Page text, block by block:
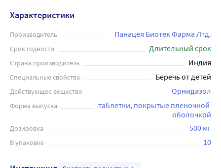
Характеристики
Производитель Панацея Биотек Фарма Лтд.
Срок годности Длительный срок
Страна производитель Индия
Специальные свойства Беречь от детей
Действующее вещество Орнидазол
Форма выпуска
таблетки, покрытые пленочной
оболочкой
Дозировка 500 мг
В упаковке 10